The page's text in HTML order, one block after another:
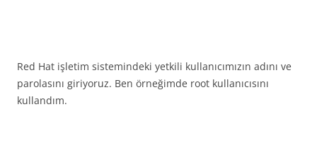
Red Hat işletim sistemindeki yetkili kullanıcımızın adını ve
parolasını giriyoruz. Ben örneğimde root kullanıcısını
kullandım.